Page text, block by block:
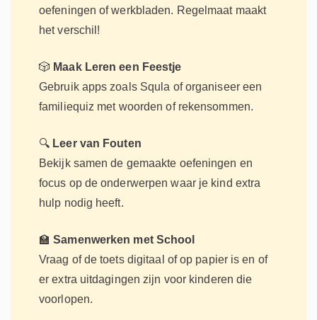
oefeningen of werkbladen. Regelmaat maakt
het verschil!
🎲 Maak Leren een Feestje
Gebruik apps zoals Squla of organiseer een
familiequiz met woorden of rekensommen.
🔍 Leer van Fouten
Bekijk samen de gemaakte oefeningen en
focus op de onderwerpen waar je kind extra
hulp nodig heeft.
🏫Samenwerken met School
Vraag of de toets digitaal of op papier is en of
er extra uitdagingen zijn voor kinderen die
voorlopen.